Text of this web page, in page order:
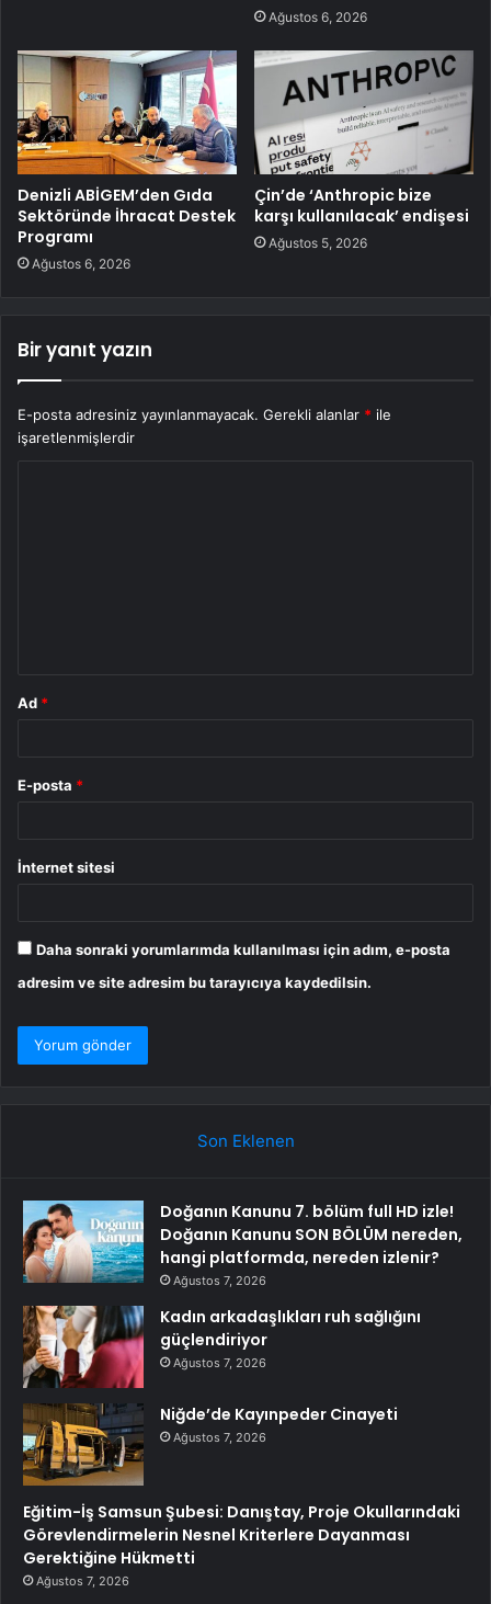
Ağustos 6, 2026
Denizli ABİGEM’den Gıda
Sektöründe İhracat Destek
Programı
Ağustos 6, 2026
Çin’de ‘Anthropic bize
karşı kullanılacak’ endişesi
Ağustos 5, 2026
Bir yanıt yazın
E-posta adresiniz yayınlanmayacak. Gerekli alanlar * ile
işaretlenmişlerdir
Ad *
E-posta *
İnternet sitesi
Daha sonraki yorumlarımda kullanılması için adım, e-posta
adresim ve site adresim bu tarayıcıya kaydedilsin.
Son Eklenen
Doğanın Kanunu 7. bölüm full HD izle!
Doğanın Kanunu SON BÖLÜM nereden,
hangi platformda, nereden izlenir?
Ağustos 7, 2026
Kadın arkadaşlıkları ruh sağlığını
güçlendiriyor
Ağustos 7, 2026
Niğde’de Kayınpeder Cinayeti
Ağustos 7, 2026
Eğitim-İş Samsun Şubesi: Danıştay, Proje Okullarındaki
Görevlendirmelerin Nesnel Kriterlere Dayanması
Gerektiğine Hükmetti
Ağustos 7, 2026